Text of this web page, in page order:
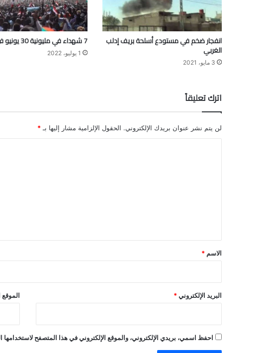
انفجار ضخم في مستودع أسلحة بريف إدلب
الغربي
3 مايو، 2021
7 شهداء في مليونية 30 يونيو في الخرطوم
1 يوليو، 2022
اترك تعليقاً
لن يتم نشر عنوان بريدك الإلكتروني. الحقول الإلزامية مشار إليها بـ *
*
الاسم *
البريد الإلكتروني * الموقع
احفظ اسمي، بريدي الإلكتروني، والموقع الإلكتروني في هذا المتصفح لاستخدامها